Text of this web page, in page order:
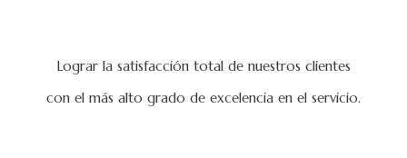
Lograr la satisfacción total de nuestros clientes
con el más alto grado de excelencia en el servicio.